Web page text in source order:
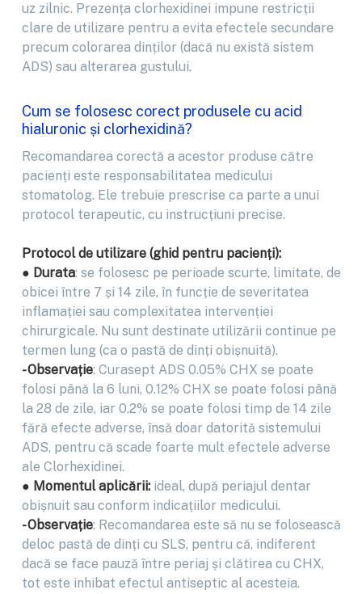
uz zilnic. Prezența clorhexidinei impune restricții
clare de utilizare pentru a evita efectele secundare
precum colorarea dinților (dacă nu există sistem
ADS) sau alterarea gustului.
Cum se folosesc corect produsele cu acid
hialuronic și clorhexidină?
Recomandarea corectă a acestor produse către
pacienți este responsabilitatea medicului
stomatolog. Ele trebuie prescrise ca parte a unui
protocol terapeutic, cu instrucțiuni precise.
Protocol de utilizare (ghid pentru pacienți):
● Durata: se folosesc pe perioade scurte, limitate, de
obicei între 7 și 14 zile, în funcție de severitatea
inflamației sau complexitatea intervenției
chirurgicale. Nu sunt destinate utilizării continue pe
termen lung (ca o pastă de dinți obișnuită).
- Observație: Curasept ADS 0.05% CHX se poate
folosi până la 6 luni, 0.12% CHX se poate folosi până
la 28 de zile, iar 0.2% se poate folosi timp de 14 zile
fără efecte adverse, însă doar datorită sistemului
ADS, pentru că scade foarte mult efectele adverse
ale Clorhexidinei.
● Momentul aplicării:ideal, după periajul dentar
obișnuit sau conform indicațiilor medicului.
- Observație: Recomandarea este să nu se folosească
deloc pastă de dinți cu SLS, pentru că, indiferent
dacă se face pauză între periaj și clătirea cu CHX,
tot este inhibat efectul antiseptic al acesteia.